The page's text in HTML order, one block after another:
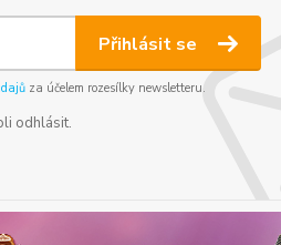
Přihlásit se
za účelem rozesílky newsletteru.
odhlásit.